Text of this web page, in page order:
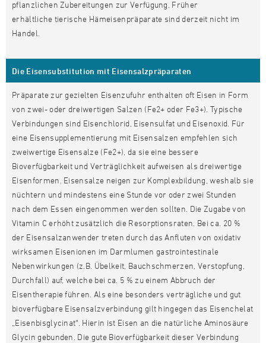
pflanzlichen Zubereitungen zur Verfügung. Früher
erhältliche tierische Hämeisenpräparate sind derzeit nicht im
Handel.
Die Eisensubstitution mit Eisensalzpräparaten
Präparate zur gezielten Eisenzufuhr enthalten oft Eisen in Form
von zwei- oder dreiwertigen Salzen (Fe2+ oder Fe3+). Typische
Verbindungen sind Eisenchlorid, Eisensulfat und Eisenoxid. Für
eine Eisensupplementierung mit Eisensalzen empfehlen sich
zweiwertige Eisensalze (Fe2+), da sie eine bessere
Bioverfügbarkeit und Verträglichkeit aufweisen als dreiwertige
Eisenformen. Eisensalze neigen zur Komplexbildung, weshalb sie
nüchtern und mindestens eine Stunde vor oder zwei Stunden
nach dem Essen eingenommen werden sollten. Die Zugabe von
Vitamin C erhöht zusätzlich die Resorptionsraten. Bei ca. 20 %
der Eisensalzanwender treten durch das Anfluten von oxidativ
wirksamen Eisenionen im Darmlumen gastrointestinale
Nebenwirkungen (z.B. Übelkeit, Bauchschmerzen, Verstopfung,
Durchfall) auf, welche bei ca. 5 % zu einem Abbruch der
Eisentherapie führen. Als eine besonders verträgliche und gut
bioverfügbare Eisensalzverbindung gilt hingegen das Eisenchelat
„Eisenbisglycinat“. Hierin ist Eisen an die natürliche Aminosäure
Glycin gebunden. Die gute Bioverfügbarkeit dieser Verbindung